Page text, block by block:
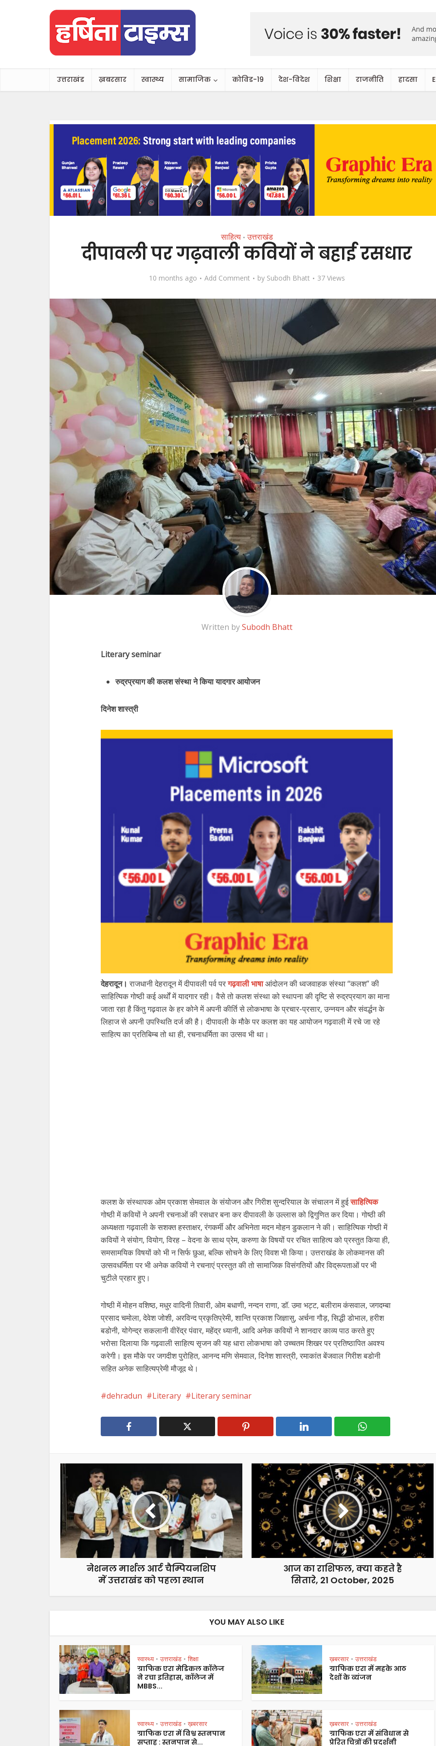
उत्तराखंड ख़बरसार स्वास्थ्य सामाजिक कोविड-19 देश-विदेश शिक्षा राजनीति हादसा
साहित्य • उत्तराखंड
दीपावली पर गढ़वाली कवियों ने बहाई रसधार
10 months ago Add Comment by Subodh Bhatt 37 Views
Written bySubodh Bhatt
Literary seminar
रुद्रप्रयाग की कलश संस्था ने किया यादगार आयोजन
दिनेश शास्त्री
देहरादून। राजधानी देहरादून में दीपावली पर्व परगढ़वाली भाषाआंदोलन की ध्वजवाहक संस्था “कलश” की
साहित्यिक गोष्ठी कई अर्थों में यादगार रही। वैसे तो कलश संस्था को स्थापना की दृष्टि से रुद्रप्रयाग का माना
जाता रहा है किंतु गढ़वाल के हर कोने में अपनी कीर्ति से लोकभाषा के प्रचार-प्रसार, उन्नयन और संवर्द्धन के
लिहाज से अपनी उपस्थिति दर्ज की है। दीपावली के मौके पर कलश का यह आयोजन गढ़वाली में रचे जा रहे
साहित्य का प्रतिबिम्ब तो था ही, रचनाधर्मिता का उत्सव भी था।
कलश के संस्थापक ओम प्रकाश सेमवाल के संयोजन और गिरीश सुन्दरियाल के संचालन में हुईसाहित्यिक
गोष्ठी में कवियों ने अपनी रचनाओं की रसधार बना कर दीपावली के उल्लास को द्विगुणित कर दिया। गोष्ठी की
अध्यक्षता गढ़वाली के सशक्त हस्ताक्षर, रंगकर्मी और अभिनेता मदन मोहन डुकलान ने की। साहित्यिक गोष्ठी में
कवियों ने संयोग, वियोग, विरह – वेदना के साथ प्रेम, करुणा के विषयों पर रचित साहित्य को प्रस्तुत किया ही,
समसामयिक विषयों को भी न सिर्फ छुआ, बल्कि सोचने के लिए विवश भी किया। उत्तराखंड के लोकमानस की
उत्सवधर्मिता पर भी अनेक कवियों ने रचनाएं प्रस्तुत की तो सामाजिक विसंगतियों और विद्रूपताओं पर भी
चुटीले प्रहार हुए।
गोष्ठी में मोहन वशिष्ठ, मधुर वादिनी तिवारी, ओम बधाणी, नन्दन राणा, डॉ. उमा भट्ट, बलीराम कंसवाल, जगदम्बा
प्रसाद चमोला, देवेश जोशी, अरविन्द प्रकृतिप्रेमी, शान्ति प्रकाश जिज्ञासु, अर्चना गौड़, सिद्धी डोभाल, हरीश
बडोनी, योगेन्द्र सकलानी वीरेंद्र पंवार, महेंद्र ध्यानी, आदि अनेक कवियों ने शानदार काव्य पाठ करते हुए
भरोसा दिलाया कि गढ़वाली साहित्य सृजन की यह धारा लोकभाषा को उच्चतम शिखर पर प्रतिष्ठापित अवश्य
करेगी। इस मौके पर जगदीश पुरोहित, आनन्द मणि सेमवाल, दिनेश शास्त्री, रमाकांत बेंजवाल गिरीश बडोनी
सहित अनेक साहित्यप्रेमी मौजूद थे।
dehradun Literary Literary seminar
नेशनल मार्शल आर्ट चैम्पियनशिप
में उत्तराखंड को पहला स्थान
आज का राशिफल, क्या कहते है
सितारे, 21 October, 2025
YOU MAY ALSO LIKE
स्वास्थ्य • उत्तराखंड • शिक्षा
ग्राफिक एरा मेडिकल कॉलेज
ने रचा इतिहास, कॉलेज में
MBBS...
ख़बरसार • उत्तराखंड
ग्राफिक एरा में महके आठ
देशों के व्यंजन
स्वास्थ्य • उत्तराखंड • ख़बरसार
ग्राफिक एरा में विश्व स्तनपान
सप्ताह : स्तनपान से...
ख़बरसार • उत्तराखंड
ग्राफिक एरा में संविधान से
प्रेरित चित्रों की प्रदर्शनी